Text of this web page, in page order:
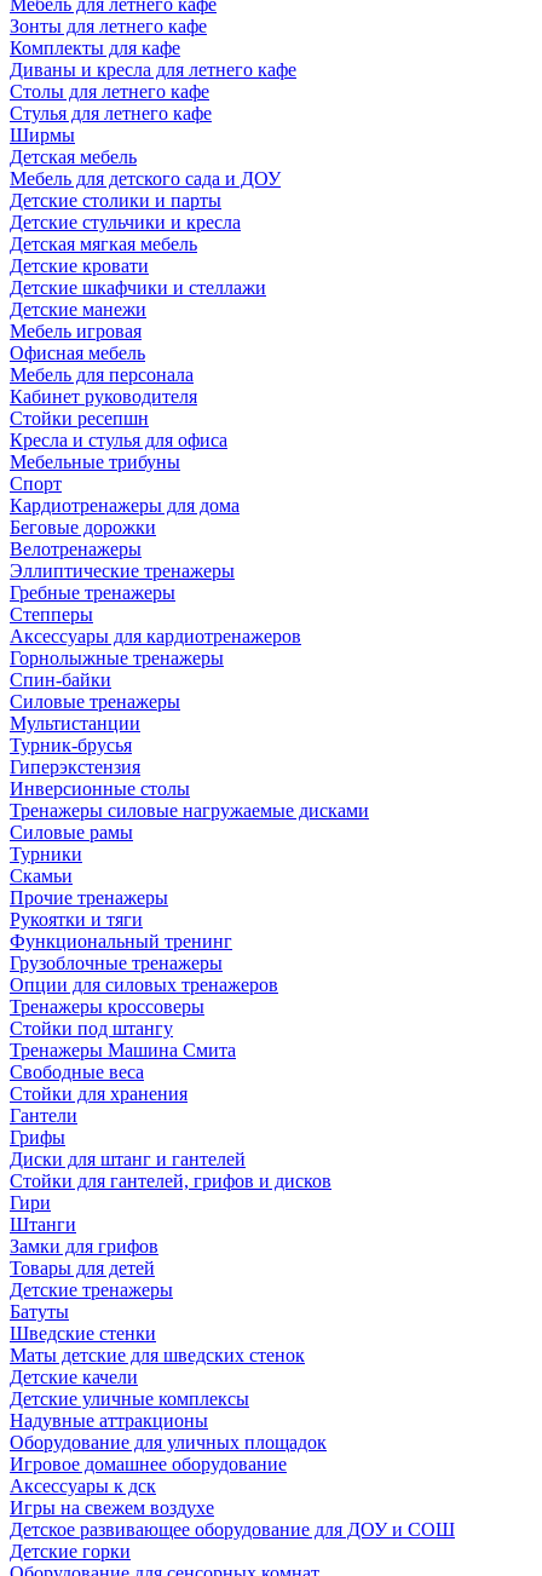
Мебель для летнего кафе
Зонты для летнего кафе
Комплекты для кафе
Диваны и кресла для летнего кафе
Столы для летнего кафе
Стулья для летнего кафе
Ширмы
Детская мебель
Мебель для детского сада и ДОУ
Детские столики и парты
Детские стульчики и кресла
Детская мягкая мебель
Детские кровати
Детские шкафчики и стеллажи
Детские манежи
Мебель игровая
Офисная мебель
Мебель для персонала
Кабинет руководителя
Стойки ресепшн
Кресла и стулья для офиса
Мебельные трибуны
Спорт
Кардиотренажеры для дома
Беговые дорожки
Велотренажеры
Эллиптические тренажеры
Гребные тренажеры
Степперы
Аксессуары для кардиотренажеров
Горнолыжные тренажеры
Спин-байки
Силовые тренажеры
Мультистанции
Турник-брусья
Гиперэкстензия
Инверсионные столы
Тренажеры силовые нагружаемые дисками
Силовые рамы
Турники
Скамьи
Прочие тренажеры
Рукоятки и тяги
Функциональный тренинг
Грузоблочные тренажеры
Опции для силовых тренажеров
Тренажеры кроссоверы
Стойки под штангу
Тренажеры Машина Смита
Свободные веса
Стойки для хранения
Гантели
Грифы
Диски для штанг и гантелей
Стойки для гантелей, грифов и дисков
Гири
Штанги
Замки для грифов
Товары для детей
Детские тренажеры
Батуты
Шведские стенки
Маты детские для шведских стенок
Детские качели
Детские уличные комплексы
Надувные аттракционы
Оборудование для уличных площадок
Игровое домашнее оборудование
Аксессуары к дск
Игры на свежем воздухе
Детское развивающее оборудование для ДОУ и СОШ
Детские горки